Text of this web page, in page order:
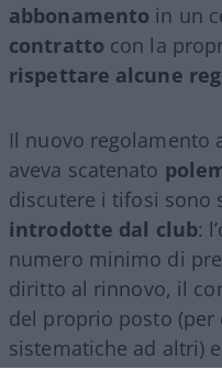
abbonamento in un
contratto con la
rispettare alcune
Il nuovo regolamento
aveva scatenato
discutere i tifosi sono
introdotte dal club:
numero minimo di
diritto al rinnovo, il
del proprio posto (per
sistematiche ad altri)